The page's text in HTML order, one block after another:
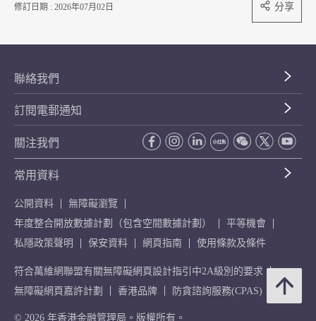
修訂日期 : 2026年07月02日 分享
聯絡我們
訂閱電郵通知
關注我們
常用資料
公開資料
無障礙瀏覽
年度整合開放數據計劃（包含空間數據計劃）
平等機會
私隱政策聲明
保安資料 網頁指南 使用條款及條件
符合萬維網聯盟有關無障礙網頁設計指引中2A級別的要求
無障礙網頁嘉許計劃
香港品牌 防貪諮詢服務(CPAS)
© 2026 年香港金融管理局。版權所有。